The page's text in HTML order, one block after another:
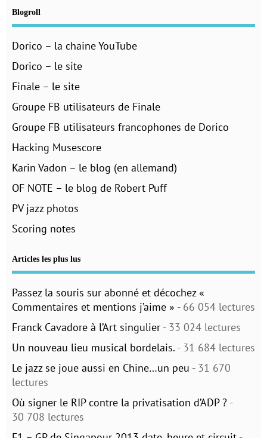
Blogroll
Dorico – la chaine YouTube
Dorico – le site
Finale – le site
Groupe FB utilisateurs de Finale
Groupe FB utilisateurs francophones de Dorico
Hacking Musescore
Karin Vadon – le blog (en allemand)
OF NOTE – le blog de Robert Puff
PV jazz photos
Scoring notes
Articles les plus lus
Passez la souris sur abonné et décochez «
Commentaires et mentions j’aime » - 66 054 lectures
Franck Cavadore à l’Art singulier - 33 024 lectures
Un nouveau lieu musical bordelais. - 31 684 lectures
Le jazz se joue aussi en Chine…un peu - 31 670
lectures
Où signer le RIP contre la privatisation d’ADP ? -
30 708 lectures